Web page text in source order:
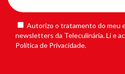
Autorizo o tratamento do meu
newsletters da Teleculinária. Li e
Política de Privacidade.